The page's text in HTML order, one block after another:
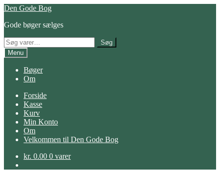
Spring
navigation
Spring
indhold
Den Gode Bog
Gode bøger sælges
Søg
efter:
Søg
Menu
Bøger
Om
Forside
Kasse
Kurv
Min Konto
Om
Velkommen til Den Gode Bog
kr. 0.00 0 varer